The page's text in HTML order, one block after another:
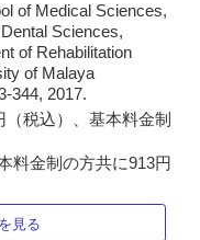
of Medical Sciences,
Sciences,
of Rehabilitation
of Malaya
344, 2017.
税込）、基本料金制
料金制の方共に913円
見る